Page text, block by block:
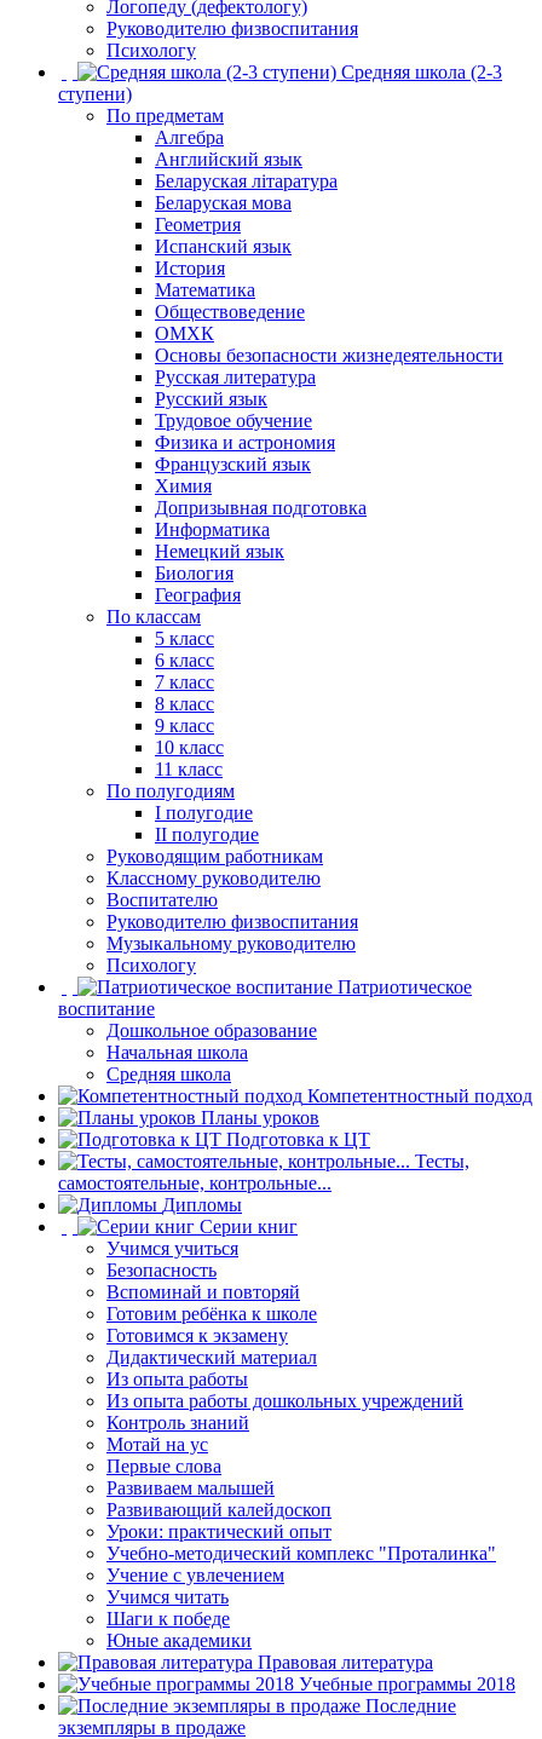
Логопеду (дефектологу)
Руководителю физвоспитания
Психологу
Средняя школа (2-3
ступени)
По предметам
Алгебра
Английский язык
Беларуская літаратура
Беларуская мова
Геометрия
Испанский язык
История
Математика
Обществоведение
ОМХК
Основы безопасности жизнедеятельности
Русская литература
Русский язык
Трудовое обучение
Физика и астрономия
Французский язык
Химия
Допризывная подготовка
Информатика
Немецкий язык
Биология
География
По классам
5 класс
6 класс
7 класс
8 класс
9 класс
10 класс
11 класс
По полугодиям
I полугодие
II полугодие
Руководящим работникам
Классному руководителю
Воспитателю
Руководителю физвоспитания
Музыкальному руководителю
Психологу
Патриотическое
воспитание
Дошкольное образование
Начальная школа
Средняя школа
Компетентностный подход
Планы уроков
Подготовка к ЦТ
Тесты,
самостоятельные, контрольные...
Дипломы
Серии книг
Учимся учиться
Безопасность
Вспоминай и повторяй
Готовим ребёнка к школе
Готовимся к экзамену
Дидактический материал
Из опыта работы
Из опыта работы дошкольных учреждений
Контроль знаний
Мотай на ус
Первые слова
Развиваем малышей
Развивающий калейдоскоп
Уроки: практический опыт
Учебно-методический комплекс "Проталинка"
Учение с увлечением
Учимся читать
Шаги к победе
Юные академики
Правовая литература
Учебные программы 2018
Последние
экземпляры в продаже